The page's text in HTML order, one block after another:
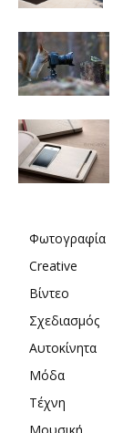
Φωτογραφία
Creative
Βίντεο
Σχεδιασμός
Αυτοκίνητα
Μόδα
Τέχνη